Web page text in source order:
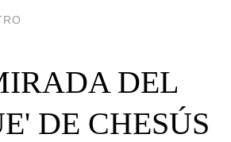
DEL
DE CHESÚS